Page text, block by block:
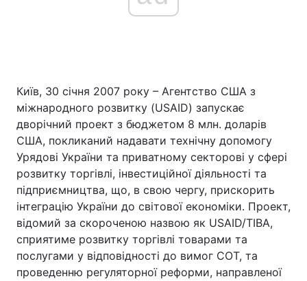
Київ, 30 січня 2007 року – Агентство США з
міжнародного розвитку (USAID) запускає
дворічний проект з бюджетом 8 млн. доларів
США, покликаний надавати технічну допомогу
Урядові України та приватному секторові у сфері
розвитку торгівлі, інвестиційної діяльності та
підприємництва, що, в свою чергу, прискорить
інтеграцію України до світової економіки. Проект,
відомий за скороченою назвою як USAID/TIBA,
сприятиме розвитку торгівлі товарами та
послугами у відповідності до вимог СОТ, та
проведенню регуляторної реформи, направленої